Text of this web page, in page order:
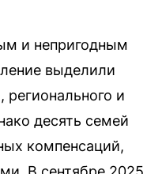
и непригодным
выделили
регионального и
десять семей
компенсаций,